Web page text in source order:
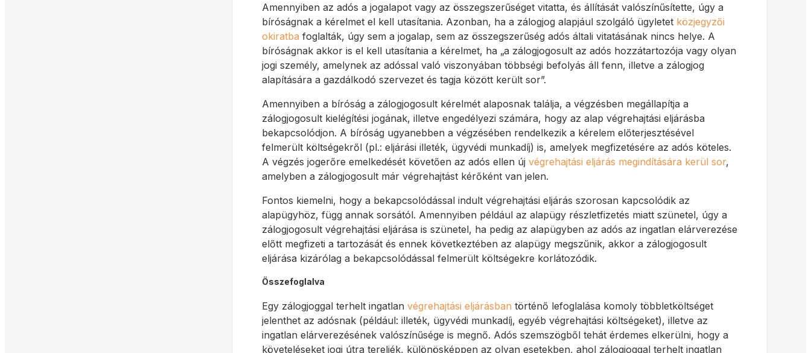
Amennyiben az adós a jogalapot vagy az összegszerűséget vitatta, és állítását valószínűsítette, úgy a
bíróságnak a kérelmet el kell utasítania. Azonban, ha a zálogjog alapjául szolgáló ügyletet közjegyzői
okiratba foglalták, úgy sem a jogalap, sem az összegszerűség adós általi vitatásának nincs helye. A
bíróságnak akkor is el kell utasítania a kérelmet, ha „a zálogjogosult az adós hozzátartozója vagy olyan
jogi személy, amelynek az adóssal való viszonyában többségi befolyás áll fenn, illetve a zálogjog
alapítására a gazdálkodó szervezet és tagja között került sor”.
Amennyiben a bíróság a zálogjogosult kérelmét alaposnak találja, a végzésben megállapítja a
zálogjogosult kielégítési jogának, illetve engedélyezi számára, hogy az alap végrehajtási eljárásba
bekapcsolódjon. A bíróság ugyanebben a végzésében rendelkezik a kérelem előterjesztésével
felmerült költségekről (pl.: eljárási illeték, ügyvédi munkadíj) is, amelyek megfizetésére az adós köteles.
A végzés jogerőre emelkedését követően az adós ellen új végrehajtási eljárás megindítására kerül sor,
amelyben a zálogjogosult már végrehajtást kérőként van jelen.
Fontos kiemelni, hogy a bekapcsolódással indult végrehajtási eljárás szorosan kapcsolódik az
alapügyhöz, függ annak sorsától. Amennyiben például az alapügy részletfizetés miatt szünetel, úgy a
zálogjogosult végrehajtási eljárása is szünetel, ha pedig az alapügyben az adós az ingatlan elárverezése
előtt megfizeti a tartozását és ennek következtében az alapügy megszűnik, akkor a zálogjogosult
eljárása kizárólag a bekapcsolódással felmerült költségekre korlátozódik.
Összefoglalva
Egy zálogjoggal terhelt ingatlan végrehajtási eljárásban történő lefoglalása komoly többletköltséget
jelenthet az adósnak (például: illeték, ügyvédi munkadíj, egyéb végrehajtási költségeket), illetve az
ingatlan elárverezésének valószínűsége is megnő. Adós szemszögből tehát érdemes elkerülni, hogy a
követeléseket jogi útra tereljék, különösképpen az olyan esetekben, ahol zálogjoggal terhelt ingatlan